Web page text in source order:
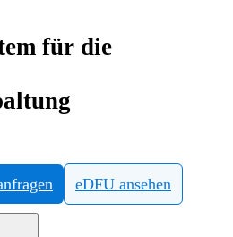
für die
eDFU ansehen